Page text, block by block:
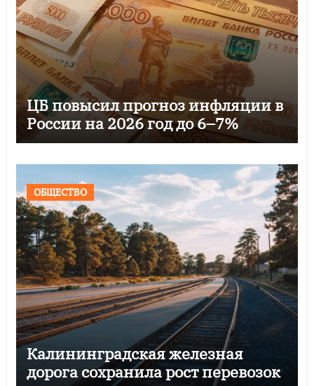
ЦБ повысил прогноз инфляции в
России на 2026 год до 6–7%
ОБЩЕСТВО
Калининградская железная
дорога сохранила рост перевозок